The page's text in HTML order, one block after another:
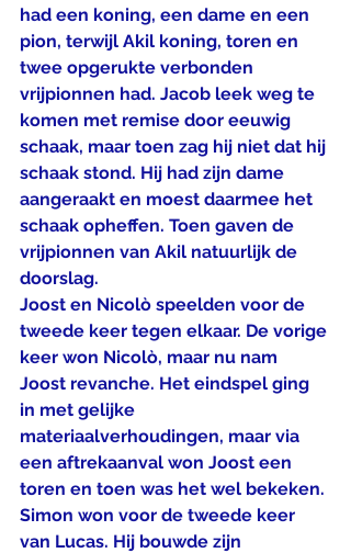
had een koning, een dame en een
pion, terwijl Akil koning, toren en
twee opgerukte verbonden
vrijpionnen had. Jacob leek weg te
komen met remise door eeuwig
schaak, maar toen zag hij niet dat hij
schaak stond. Hij had zijn dame
aangeraakt en moest daarmee het
schaak opheffen. Toen gaven de
vrijpionnen van Akil natuurlijk de
doorslag.
Joost en Nicolò speelden voor de
tweede keer tegen elkaar. De vorige
keer won Nicolò, maar nu nam
Joost revanche. Het eindspel ging
in met gelijke
materiaalverhoudingen, maar via
een aftrekaanval won Joost een
toren en toen was het wel bekeken.
Simon won voor de tweede keer
van Lucas. Hij bouwde zijn